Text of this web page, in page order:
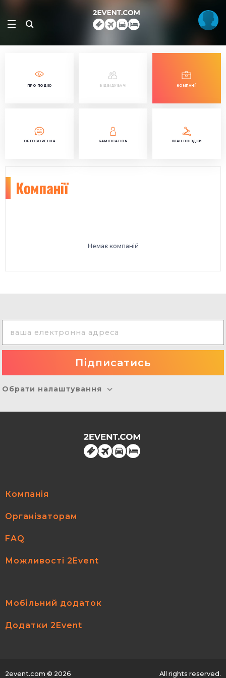
ПРО ПОДІЮ ВІДВІДУВАЧІ КОМПАНІЇ
ОБГОВОРЕННЯ GAMIFICATION ПЛАН ПОЇЗДКИ
Компанії
Немає компаній
Обрати налаштування
Компанія
Організаторам
FAQ
Можливості 2Event
Мобільний додаток
Додатки 2Event
2event.com © 2026 All rights reserved.